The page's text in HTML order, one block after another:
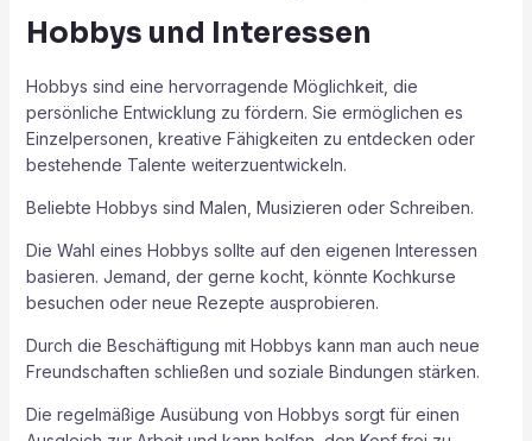
Hobbys und Interessen
Hobbys sind eine hervorragende Möglichkeit, die
persönliche Entwicklung zu fördern. Sie ermöglichen es
Einzelpersonen, kreative Fähigkeiten zu entdecken oder
bestehende Talente weiterzuentwickeln.
Beliebte Hobbys sind Malen, Musizieren oder Schreiben.
Die Wahl eines Hobbys sollte auf den eigenen Interessen
basieren. Jemand, der gerne kocht, könnte Kochkurse
besuchen oder neue Rezepte ausprobieren.
Durch die Beschäftigung mit Hobbys kann man auch neue
Freundschaften schließen und soziale Bindungen stärken.
Die regelmäßige Ausübung von Hobbys sorgt für einen